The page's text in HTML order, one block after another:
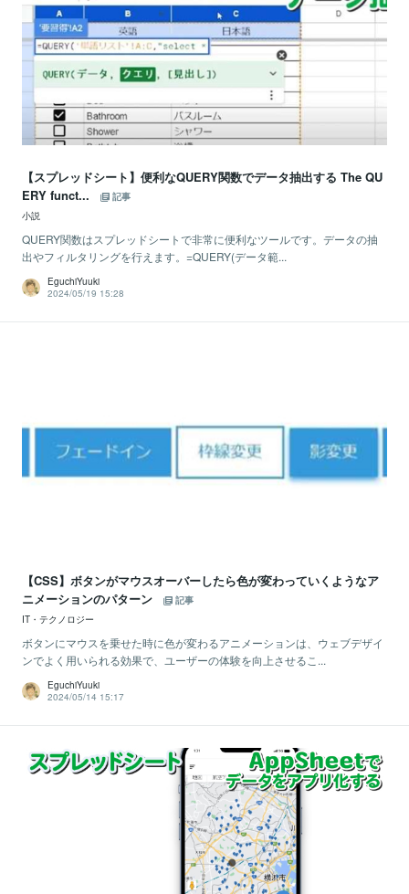
【スプレッドシート】便利なQUERY関数でデータ抽出する The QU
ERY funct...
記事
小説
QUERY関数はスプレッドシートで非常に便利なツールです。データの抽
出やフィルタリングを行えます。=QUERY(データ範...
EguchiYuuki
2024/05/19 15:28
【CSS】ボタンがマウスオーバーしたら色が変わっていくようなア
ニメーションのパターン
記事
IT・テクノロジー
ボタンにマウスを乗せた時に色が変わるアニメーションは、ウェブデザイ
ンでよく用いられる効果で、ユーザーの体験を向上させるこ...
EguchiYuuki
2024/05/14 15:17